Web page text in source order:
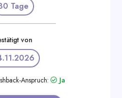
Tage
von
Anspruch: Ja